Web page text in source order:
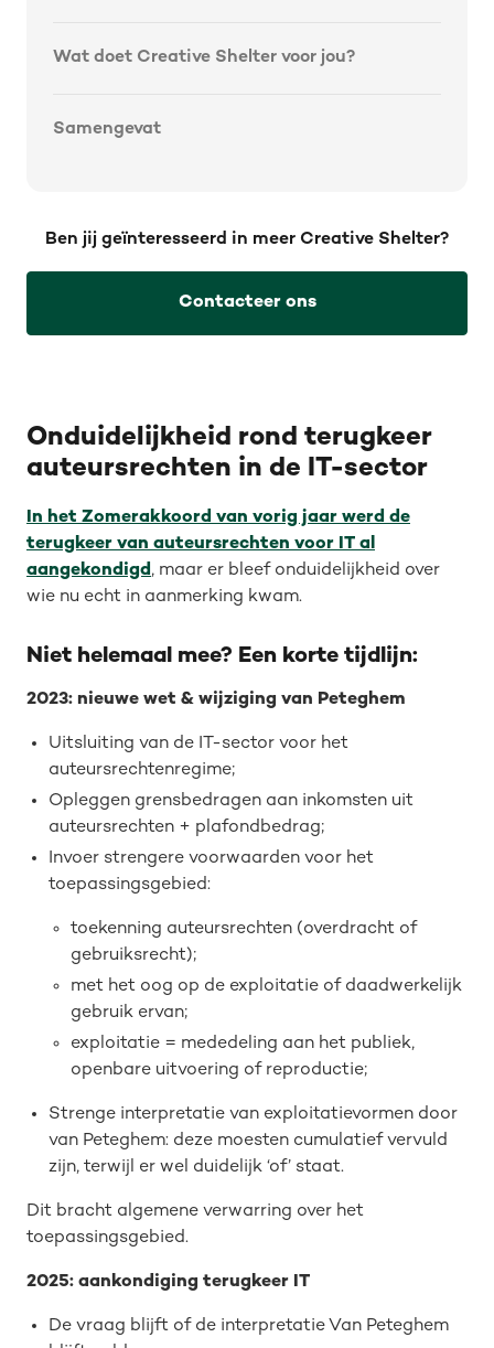
Onduidelijkheid rond terugkeer
auteursrechten in de IT-sector
In het Zomerakkoord van vorig jaar werd de
terugkeer van auteursrechten voor IT al
aangekondigd, maar er bleef onduidelijkheid over
wie nu echt in aanmerking kwam.
Niet helemaal mee? Een korte tijdlijn:
2023: nieuwe wet & wijziging van Peteghem
Uitsluiting van de IT-sector voor het
auteursrechtenregime;
Opleggen grensbedragen aan inkomsten uit
auteursrechten + plafondbedrag;
Invoer strengere voorwaarden voor het
toepassingsgebied:
toekenning auteursrechten (overdracht of
gebruiksrecht);
met het oog op de exploitatie of daadwerkelijk
gebruik ervan;
exploitatie = mededeling aan het publiek,
openbare uitvoering of reproductie;
Strenge interpretatie van exploitatievormen door
van Peteghem: deze moesten cumulatief vervuld
zijn, terwijl er wel duidelijk ‘of’ staat.
Dit bracht algemene verwarring over het
toepassingsgebied.
2025: aankondiging terugkeer IT
De vraag blijft of de interpretatie Van Peteghem
Wat doet Creative Shelter voor jou?
Samengevat
Ben jij geïnteresseerd in meer Creative Shelter?
Contacteer ons